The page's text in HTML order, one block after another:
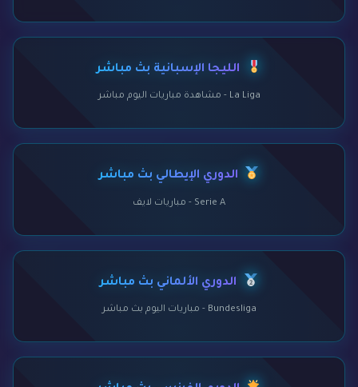
الليجا الإسبانية بث مباشر
La Liga - مشاهدة مباريات اليوم مباشر
الدوري الإيطالي بث مباشر
Serie A - مباريات لايف
الدوري الألماني بث مباشر
Bundesliga - مباريات اليوم بث مباشر